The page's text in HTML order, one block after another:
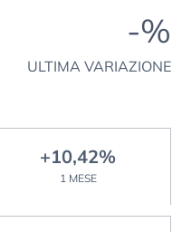
-%
ULTIMA VARIAZIONE
+10,42%
1 MESE